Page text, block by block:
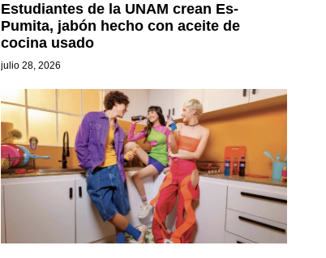
Estudiantes de la UNAM crean Es-
Pumita, jabón hecho con aceite de
cocina usado
julio 28, 2026